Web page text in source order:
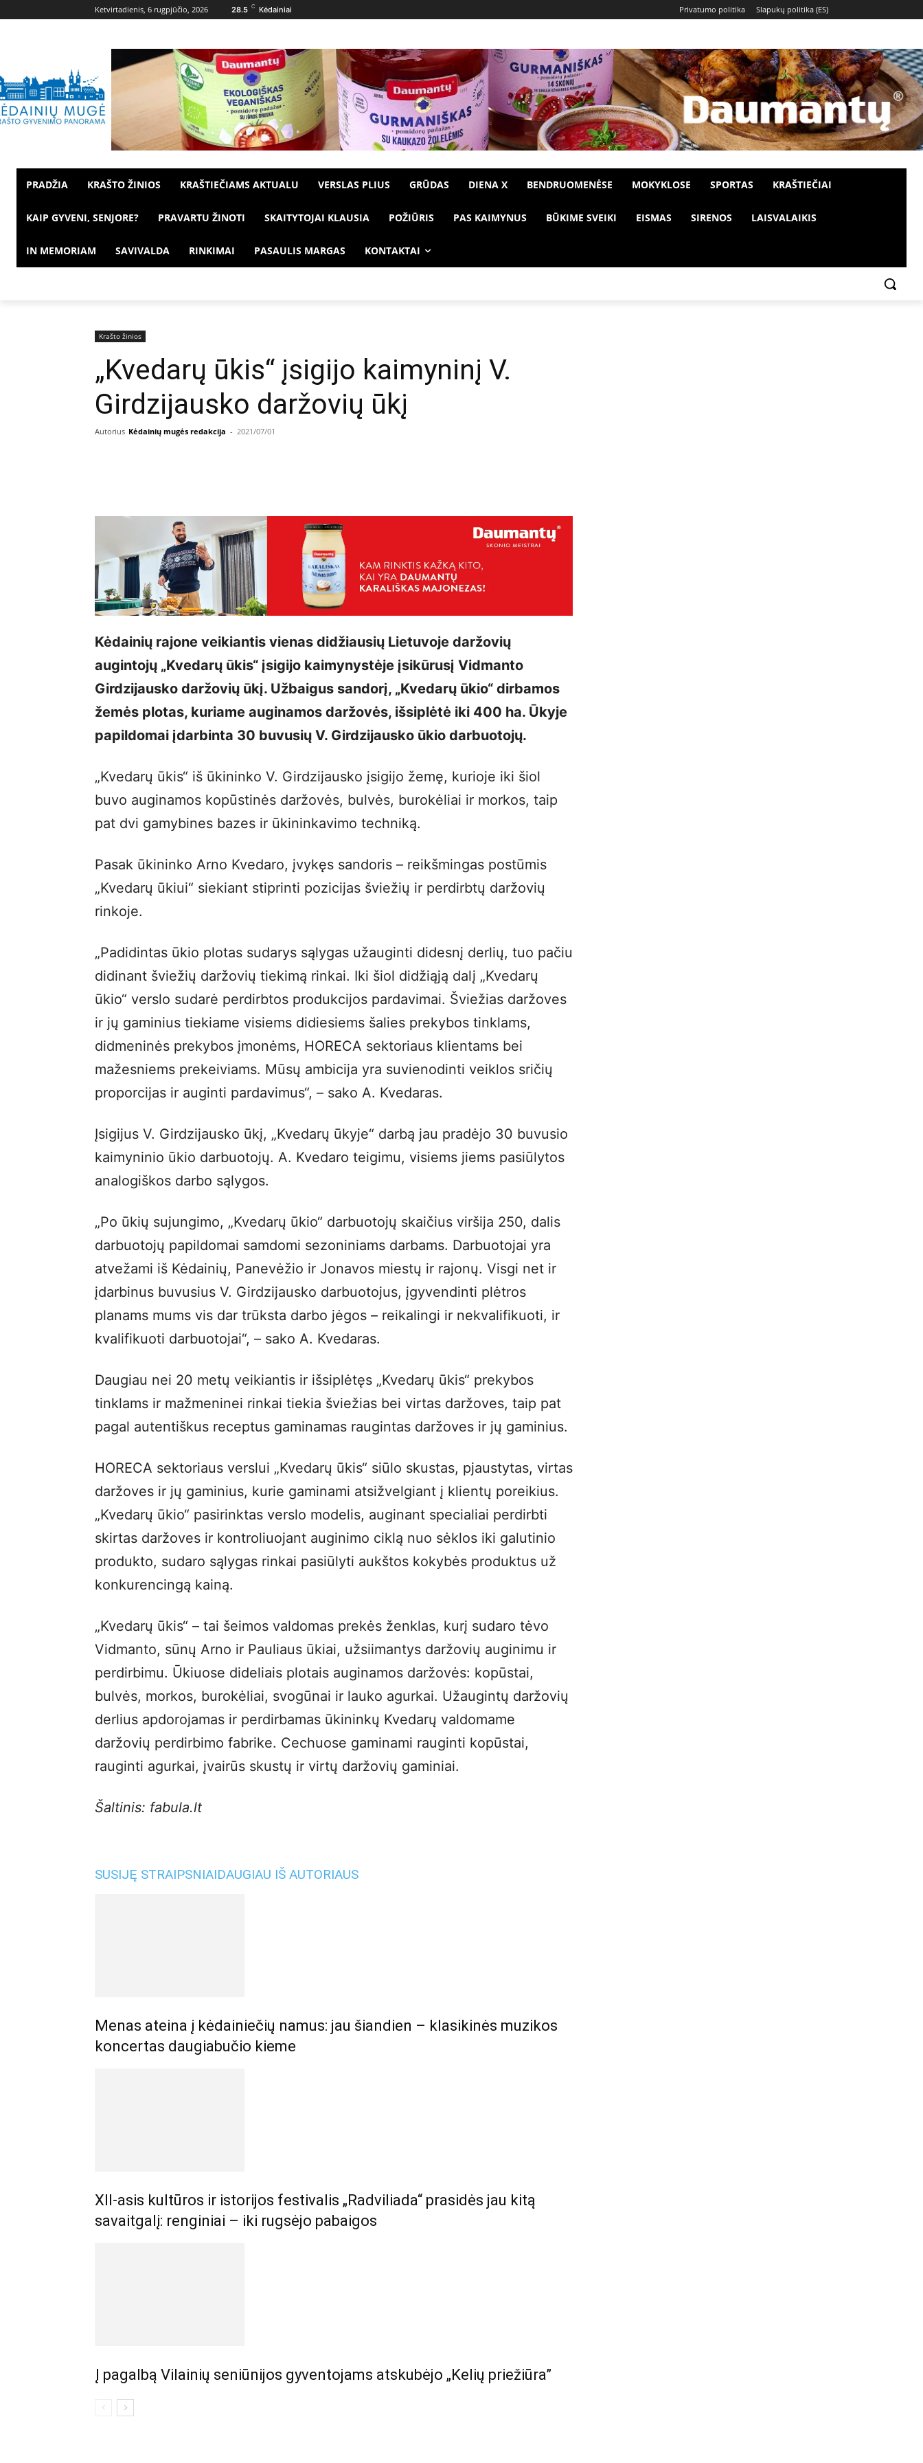
Ketvirtadienis, 6 rugpjūčio, 2026 28.5 C Kėdainiai Privatumo politika Slapukų politika (ES)
PRADŽIA KRAŠTO ŽINIOS KRAŠTIEČIAMS AKTUALU VERSLAS PLIUS GRŪDAS DIENA X BENDRUOMENĖSE MOKYKLOSE SPORTAS KRAŠTIEČIAI
KAIP GYVENI, SENJORE? PRAVARTU ŽINOTI SKAITYTOJAI KLAUSIA POŽIŪRIS PAS KAIMYNUS BŪKIME SVEIKI EISMAS SIRENOS LAISVALAIKIS
IN MEMORIAM SAVIVALDA RINKIMAI PASAULIS MARGAS KONTAKTAI
Krašto žinios
„Kvedarų ūkis“ įsigijo kaimyninį V.
Girdzijausko daržovių ūkį
Autorius Kėdainių mugės redakcija - 2021/07/01
Kėdainių rajone veikiantis vienas didžiausių Lietuvoje daržovių
augintojų „Kvedarų ūkis“ įsigijo kaimynystėje įsikūrusį Vidmanto
Girdzijausko daržovių ūkį. Užbaigus sandorį, „Kvedarų ūkio“ dirbamos
žemės plotas, kuriame auginamos daržovės, išsiplėtė iki 400 ha. Ūkyje
papildomai įdarbinta 30 buvusių V. Girdzijausko ūkio darbuotojų.
„Kvedarų ūkis“ iš ūkininko V. Girdzijausko įsigijo žemę, kurioje iki šiol
buvo auginamos kopūstinės daržovės, bulvės, burokėliai ir morkos, taip
pat dvi gamybines bazes ir ūkininkavimo techniką.
Pasak ūkininko Arno Kvedaro, įvykęs sandoris – reikšmingas postūmis
„Kvedarų ūkiui“ siekiant stiprinti pozicijas šviežių ir perdirbtų daržovių
rinkoje.
„Padidintas ūkio plotas sudarys sąlygas užauginti didesnį derlių, tuo pačiu
didinant šviežių daržovių tiekimą rinkai. Iki šiol didžiąją dalį „Kvedarų
ūkio“ verslo sudarė perdirbtos produkcijos pardavimai. Šviežias daržoves
ir jų gaminius tiekiame visiems didiesiems šalies prekybos tinklams,
didmeninės prekybos įmonėms, HORECA sektoriaus klientams bei
mažesniems prekeiviams. Mūsų ambicija yra suvienodinti veiklos sričių
proporcijas ir auginti pardavimus“, – sako A. Kvedaras.
Įsigijus V. Girdzijausko ūkį, „Kvedarų ūkyje“ darbą jau pradėjo 30 buvusio
kaimyninio ūkio darbuotojų. A. Kvedaro teigimu, visiems jiems pasiūlytos
analogiškos darbo sąlygos.
„Po ūkių sujungimo, „Kvedarų ūkio“ darbuotojų skaičius viršija 250, dalis
darbuotojų papildomai samdomi sezoniniams darbams. Darbuotojai yra
atvežami iš Kėdainių, Panevėžio ir Jonavos miestų ir rajonų. Visgi net ir
įdarbinus buvusius V. Girdzijausko darbuotojus, įgyvendinti plėtros
planams mums vis dar trūksta darbo jėgos – reikalingi ir nekvalifikuoti, ir
kvalifikuoti darbuotojai“, – sako A. Kvedaras.
Daugiau nei 20 metų veikiantis ir išsiplėtęs „Kvedarų ūkis“ prekybos
tinklams ir mažmeninei rinkai tiekia šviežias bei virtas daržoves, taip pat
pagal autentiškus receptus gaminamas raugintas daržoves ir jų gaminius.
HORECA sektoriaus verslui „Kvedarų ūkis“ siūlo skustas, pjaustytas, virtas
daržoves ir jų gaminius, kurie gaminami atsižvelgiant į klientų poreikius.
„Kvedarų ūkio“ pasirinktas verslo modelis, auginant specialiai perdirbti
skirtas daržoves ir kontroliuojant auginimo ciklą nuo sėklos iki galutinio
produkto, sudaro sąlygas rinkai pasiūlyti aukštos kokybės produktus už
konkurencingą kainą.
„Kvedarų ūkis“ – tai šeimos valdomas prekės ženklas, kurį sudaro tėvo
Vidmanto, sūnų Arno ir Pauliaus ūkiai, užsiimantys daržovių auginimu ir
perdirbimu. Ūkiuose dideliais plotais auginamos daržovės: kopūstai,
bulvės, morkos, burokėliai, svogūnai ir lauko agurkai. Užaugintų daržovių
derlius apdorojamas ir perdirbamas ūkininkų Kvedarų valdomame
daržovių perdirbimo fabrike. Cechuose gaminami rauginti kopūstai,
rauginti agurkai, įvairūs skustų ir virtų daržovių gaminiai.
Šaltinis: fabula.lt
SUSIJĘ STRAIPSNIAIDAUGIAU IŠ AUTORIAUS
Menas ateina į kėdainiečių namus: jau šiandien – klasikinės muzikos
koncertas daugiabučio kieme
XII-asis kultūros ir istorijos festivalis „Radviliada“ prasidės jau kitą
savaitgalį: renginiai – iki rugsėjo pabaigos
Į pagalbą Vilainių seniūnijos gyventojams atskubėjo „Kelių priežiūra”